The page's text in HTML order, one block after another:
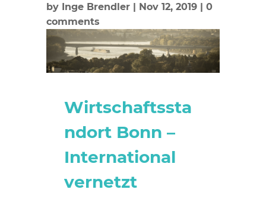
by Inge Brendler | Nov 12, 2019 |0
comments
Wirtschaftssta
ndort Bonn –
International
vernetzt